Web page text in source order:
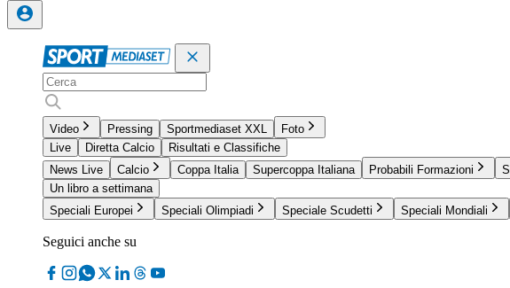
Video Pressing Sportmediaset XXL
Foto
Live
Diretta Calcio
Risultati e Classifiche
News Live
Calcio Coppa Italia Supercoppa Italiana Probabili Formazioni
Un libro a settimana
Speciali Europei
Speciali Olimpiadi Speciale Scudetti Speciali Mondiali
Seguici anche su